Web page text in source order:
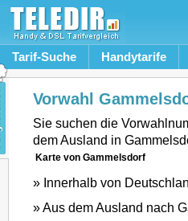
Tarif-Suche Handytarife
Vorwahl
Sie suchen die
dem Ausland in
Karte von Gammelsdorf
» Innerhalb von
» Aus dem Ausland nach